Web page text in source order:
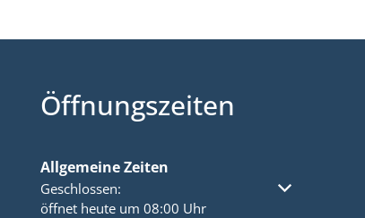
Öffnungszeiten
Allgemeine Zeiten
Klicken, um weitere Öffnungs- oder Schließzeiten
Geschlossen:
öffnet heute um 08:00 Uhr